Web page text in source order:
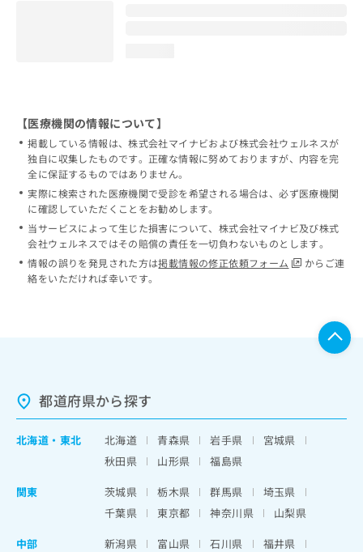
【医療機関の情報について】
掲載している情報は、株式会社マイナビおよび株式会社ウェルネスが
独自に収集したものです。正確な情報に努めておりますが、内容を完
全に保証するものではありません。
実際に検索された医療機関で受診を希望される場合は、必ず医療機関
に確認していただくことをお勧めします。
当サービスによって生じた損害について、株式会社マイナビ及び株式
会社ウェルネスではその賠償の責任を一切負わないものとします。
情報の誤りを発見された方は掲載情報の修正依頼フォーム
からご連
絡をいただければ幸いです。
都道府県から探す
北海道 ・ 東北 北海道 青森県 岩手県
宮城県
秋田県
山形県
福島県
関東
茨城県 栃木県 群馬県
埼玉県
千葉県
東京都 神奈川県
山梨県
中部
新潟県 富山県 石川県
福井県